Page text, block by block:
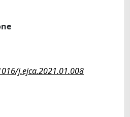
j.ejca.2021.01.008